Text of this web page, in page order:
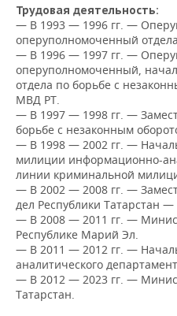
ИНВЕСТИЦИИ
НЕФТЕХИМИЯ
НЕФТЬ
ОПК
ЭНЕРГЕТИКА
НОВОСТИ БИЗНЕСА
РОЗНИЧНАЯ ТОРГОВЛЯ
ТРАНСПОРТ
УСЛУГИ
ТЕХНОЛОГИИ
НОВОСТИ ТЕХНОЛОГИЙ
IT
МЕДИА
ТЕЛЕКОММУНИКАЦИИ
МЕРОПРИЯТИЯ
НОВОСТИ МЕРОПРИЯТИЙ
ВЫЕЗДНАЯ РЕДАКЦИЯ
БИЗНЕС-БРАНЧИ
ONLINE-КОНФЕРЕНЦИИ
ОТКРЫТАЯ ЛЕКЦИЯ
СПОРТ
НОВОСТИ СПОРТА
ФУТБОЛ
ХОККЕЙ
БАСКЕТБОЛ
ВОЛЕЙБОЛ
КИБЕРСПОРТ
ОБЩЕСТВО
НОВОСТИ ОБЩЕСТВА
ВЛАСТЬ
ИНФРАСТРУКТУРА
ИСТОРИЯ
КУЛЬТУРА
ФОТОГАЛЕРЕЯ
СЮЖЕТЫ
СПРАВОЧНИК
СПИСОК ПЕРСОН
СПИСОК КОМПАНИЙ
ПОЛНАЯ ВЕРСИЯ
Трудовая деятельность:
— В 1993 — 1996 гг. —
оперуполномоченный
— В 1996 — 1997 гг. —
оперуполномоченный,
отдела по борьбе с
МВД РТ.
— В 1997 — 1998 гг. —
борьбе с незаконным
— В 1998 — 2002 гг. —
милиции информационно-
линии криминальной
— В 2002 — 2008 гг. —
дел Республики Татарстан
— В 2008 — 2011 гг. —
Республике Марий Эл.
— В 2011 — 2012 гг. —
аналитического
— В 2012 — 2023 гг. —
Татарстан.